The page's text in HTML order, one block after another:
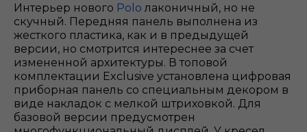
Интерьер нового Polo лаконичный, но не
скучный. Передняя панель выполнена из
жесткого пластика, как и в предыдущей
версии, но смотрится интереснее за счет
измененной архитектуры. В топовой
комплектации Exclusive установлена цифровая
приборная панель со специальным декором в
виде накладок с мелкой штриховкой. Для
базовой версии предусмотрен